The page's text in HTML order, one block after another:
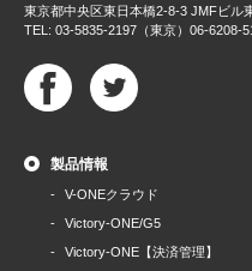
東京都中央区東日本橋2-8-3 JMFビル
TEL: 03-5835-2197（東京）06-6208-
製品情報
V-ONEクラウド
Victory-ONE/G5
Victory-ONE【決済管理】